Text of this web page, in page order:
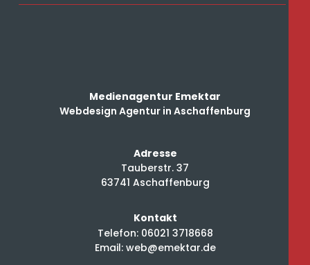
Medienagentur Emektar
Webdesign Agentur in Aschaffenburg
Adresse
Tauberstr. 37
63741 Aschaffenburg
Kontakt
Telefon: 06021 3718668
Email: web@emektar.de